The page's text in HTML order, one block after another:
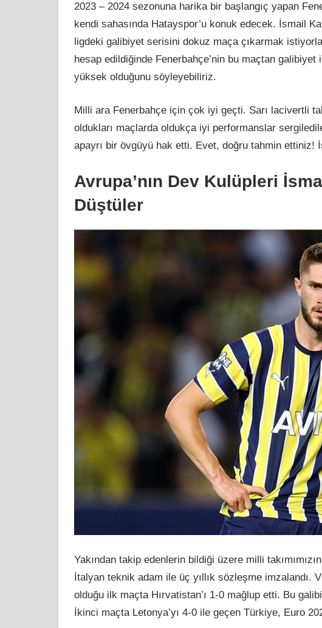
2023 – 2024 sezonuna harika bir başlangıç yapan
kendi sahasında Hatayspor’u konuk edecek. İsmail
ligdeki galibiyet serisini dokuz maça çıkarmak
hesap edildiğinde Fenerbahçe’nin bu maçtan
yüksek olduğunu söyleyebiliriz.
Milli ara Fenerbahçe için çok iyi geçti. Sarı lacivertli
oldukları maçlarda oldukça iyi performanslar
apayrı bir övgüyü hak etti. Evet, doğru tahmin ettiniz!
Avrupa’nın Dev Kulüpleri
Düştüler
Yakından takip edenlerin bildiği üzere milli
İtalyan teknik adam ile üç yıllık sözleşme imzalandı.
olduğu ilk maçta Hırvatistan’ı 1-0 mağlup etti. Bu
İkinci maçta Letonya’yı 4-0 ile geçen Türkiye, Euro